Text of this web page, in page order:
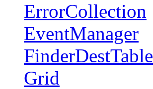
ErrorCollection
EventManager
FinderDestTable
Grid